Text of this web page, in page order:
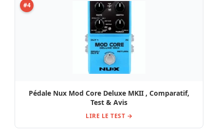
#4
Pédale Nux Mod Core Deluxe MKII , Comparatif,
Test & Avis
LIRE LE TEST →